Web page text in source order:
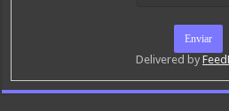
Delivered by